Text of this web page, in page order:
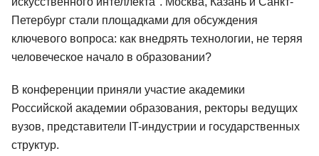
Петербург стали площадками для обсуждения
ключевого вопроса: как внедрять технологии, не теряя
человеческое начало в образовании?
В конференции приняли участие академики
Российской академии образования, ректоры ведущих
вузов, представители IT-индустрии и государственных
структур.
Аналитика
Менеджмент
Иностранные языки
Soft Skills
Детям